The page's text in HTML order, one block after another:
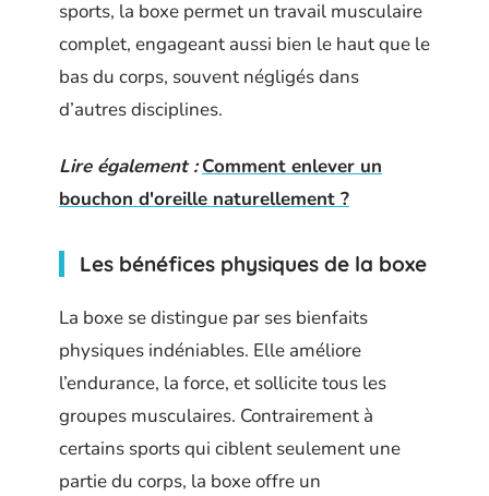
sports, la boxe permet un travail musculaire
complet, engageant aussi bien le haut que le
bas du corps, souvent négligés dans
d’autres disciplines.
Lire également : Comment enlever un
bouchon d'oreille naturellement ?
Les bénéfices physiques de la boxe
La boxe se distingue par ses bienfaits
physiques indéniables. Elle améliore
l’endurance, la force, et sollicite tous les
groupes musculaires. Contrairement à
certains sports qui ciblent seulement une
partie du corps, la boxe offre un